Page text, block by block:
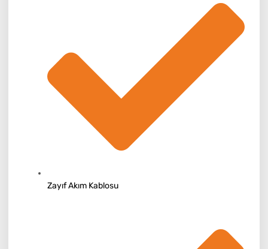
Zayıf Akım Kablosu